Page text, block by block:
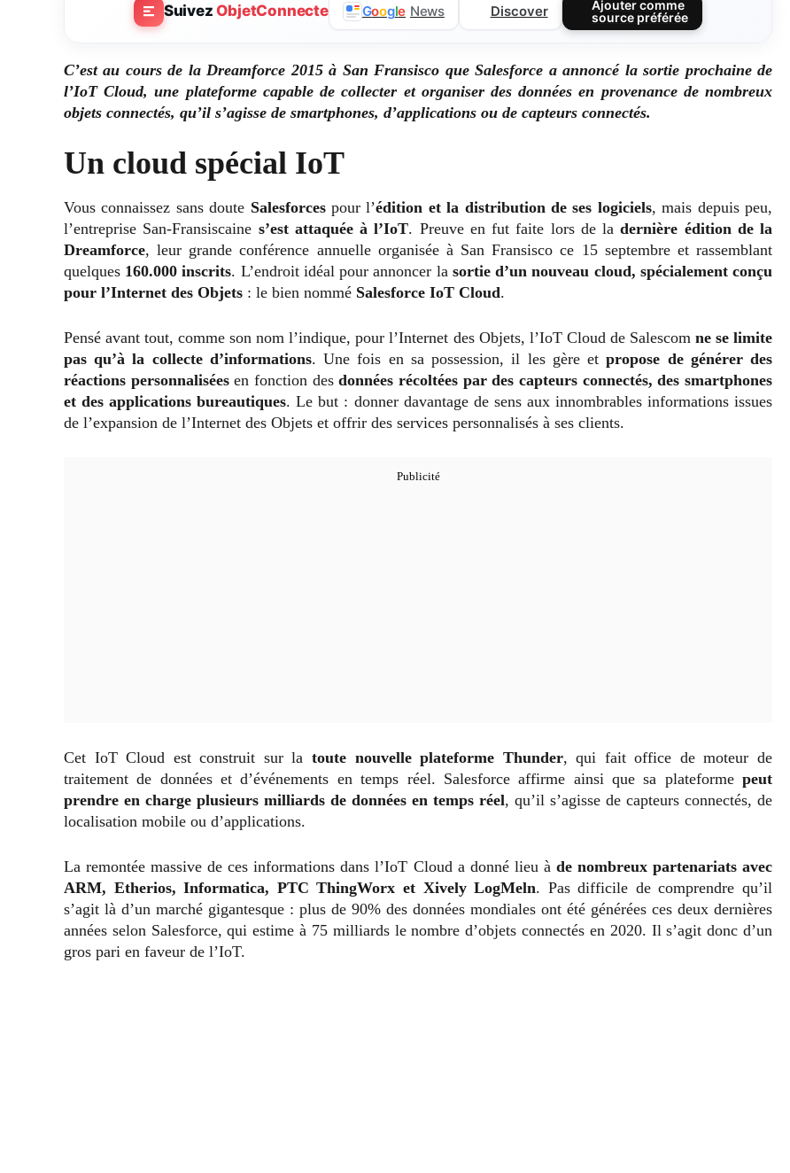
SuivezObjetConnecte Google News Discover
Ajouter comme
source préférée
C’est au cours de la Dreamforce 2015 à San Fransisco que Salesforce a annoncé la sortie prochaine de
l’IoT Cloud, une plateforme capable de collecter et organiser des données en provenance de nombreux
objets connectés, qu’il s’agisse de smartphones, d’applications ou de capteurs connectés.
Un cloud spécial IoT
Vous connaissez sans doute Salesforcespour l’édition et la distribution de ses logiciels, mais depuis peu,
l’entreprise San-Fransiscaine s’est attaquée à l’IoT. Preuve en fut faite lors de ladernière édition de la
Dreamforce, leur grande conférence annuelle organisée à San Fransisco ce 15 septembre et rassemblant
quelques 160.000 inscrits. L’endroit idéal pour annoncer la sortie d’un nouveau cloud, spécialement conçu
pour l’Internet des Objets : le bien nommé Salesforce IoT Cloud.
Pensé avant tout, comme son nom l’indique, pour l’Internet des Objets, l’IoT Cloud de Salescom ne se limite
pas qu’à la collecte d’informations. Une fois en sa possession, il les gère etpropose de générer des
réactions personnaliséesen fonction desdonnées récoltées par des capteurs connectés, des smartphones
et des applications bureautiques. Le but : donner davantage de sens aux innombrables informations issues
de l’expansion de l’Internet des Objets et offrir des services personnalisés à ses clients.
Cet IoT Cloud est construit sur la toute nouvelle plateforme Thunder, qui fait office de moteur de
traitement de données et d’événements en temps réel. Salesforce affirme ainsi que sa plateforme peut
prendre en charge plusieurs milliards de données en temps réel, qu’il s’agisse de capteurs connectés, de
localisation mobile ou d’applications.
La remontée massive de ces informations dans l’IoT Cloud a donné lieu à de nombreux partenariats avec
ARM, Etherios, Informatica, PTC ThingWorx et Xively LogMeln. Pas difficile de comprendre qu’il
s’agit là d’un marché gigantesque : plus de 90% des données mondiales ont été générées ces deux dernières
années selon Salesforce, qui estime à 75 milliards le nombre d’objets connectés en 2020. Il s’agit donc d’un
gros pari en faveur de l’IoT.